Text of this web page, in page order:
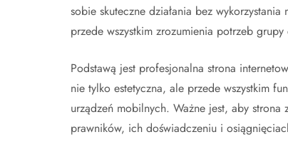
sobie skuteczne działania bez
przede wszystkim zrozumienia potrzeb
Podstawą jest profesjonalna strona
nie tylko estetyczna, ale przede wszystkim
urządzeń mobilnych. Ważne jest, aby strona
prawników, ich doświadczeniu i